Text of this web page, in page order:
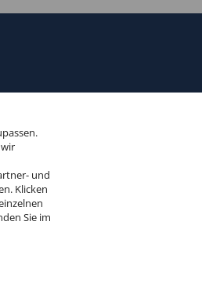
98 00
Uhr,
und
Klicken
Sie im